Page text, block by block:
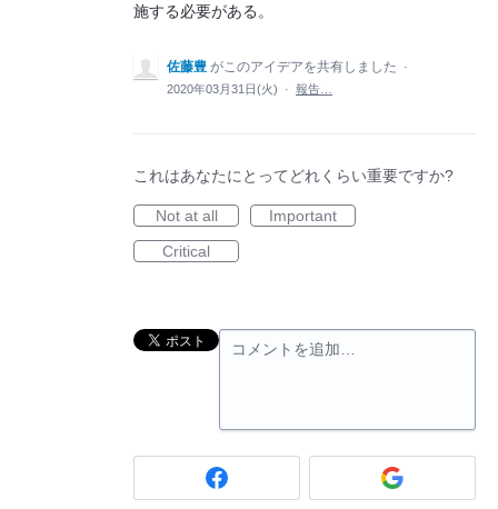
施する必要がある。
佐藤豊 がこのアイデアを共有しました
·
2020年03月31日(火)
· 報告…
これはあなたにとってどれくらい重要ですか?
Not at all
Important
Critical
コメントを追加…